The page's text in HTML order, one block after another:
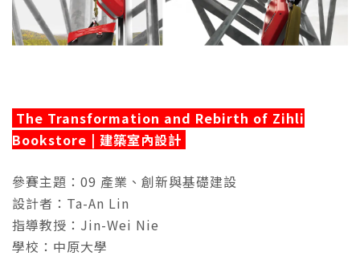
The Transformation and Rebirth of Zihli
Bookstore | 建築室內設計
參賽主題：09 產業、創新與基礎建設
設計者：Ta-An Lin
指導教授：Jin-Wei Nie
學校：中原大學